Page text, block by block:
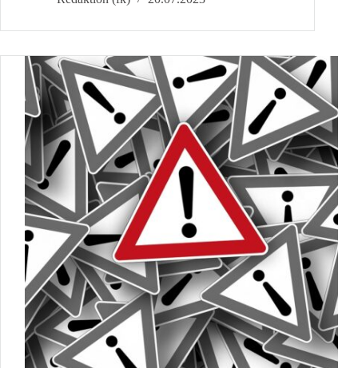
Treff